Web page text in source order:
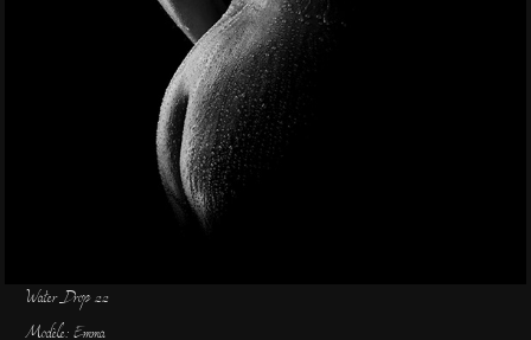
Water Drop 22
Modèle: Emma